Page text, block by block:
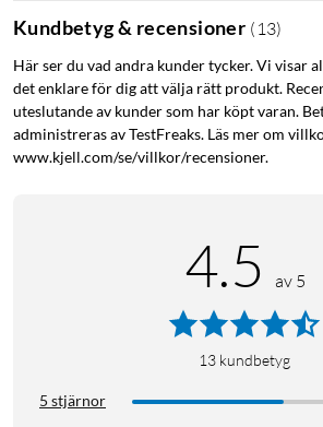
polykarbonat - samma material som
glas - innebär att din kamera kan fungera
-20°C till 45°C.
Aviseringar om videosamtal
Arlo Secure-prenumeration (säljs
En Arlo Secure-prenumeration ger dig
molnlagring så att du kan titta tillbaka på
med aktivitetszoner och identifiering av
Kundbetyg & recensioner ( 13)
Här ser du vad andra kunder tycker. Vi visar
det enklare för dig att välja rätt produkt.
uteslutande av kunder som har köpt varan.
administreras av TestFreaks. Läs mer om
www.kjell.com/se/villkor/recensioner.
4.5 av 5
13 kundbetyg
5 stjärnor